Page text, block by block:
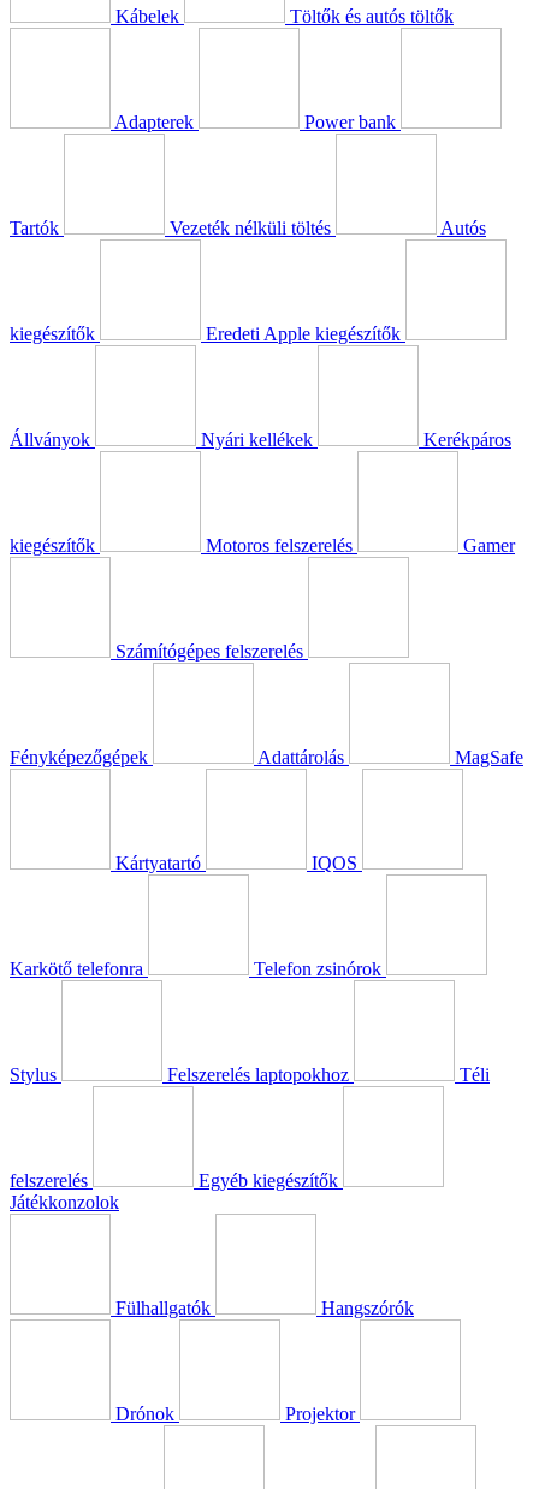
Kábelek Töltők és autós töltők
Adapterek Power bank
Tartók Vezeték nélküli töltés Autós
kiegészítők Eredeti Apple kiegészítők
Állványok Nyári kellékek Kerékpáros
kiegészítők Motoros felszerelés Gamer
Számítógépes felszerelés
Fényképezőgépek Adattárolás MagSafe
Kártyatartó IQOS
Karkötő telefonra Telefon zsinórok
Stylus Felszerelés laptopokhoz Téli
felszerelés
Egyéb kiegészítők
Játékkonzolok
Fülhallgatók Hangszórók
Drónok Projektor